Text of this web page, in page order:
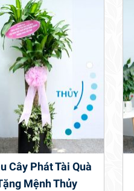
Cây Phát Tài Quà
Mệnh Thủy